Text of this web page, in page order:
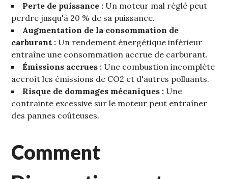
Perte de puissance : Un moteur mal réglé peut
perdre jusqu'à 20 % de sa puissance.
Augmentation de la consommation de
carburant : Un rendement énergétique inférieur
entraîne une consommation accrue de carburant.
Émissions accrues : Une combustion incomplète
accroît les émissions de CO2 et d'autres polluants.
Risque de dommages mécaniques : Une
contrainte excessive sur le moteur peut entraîner
des pannes coûteuses.
Comment